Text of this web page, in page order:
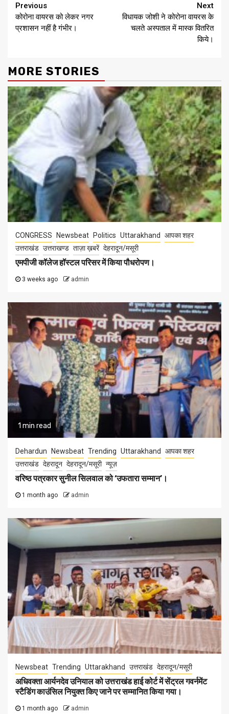
Continue
Reading
Previous
कोरोना वायरस को लेकर नगर
प्रशासन नहीं है गंभीर।
Next
विधायक जोशी ने कोरोना वायरस के
चलते अस्पताल में मास्क वितरित
किये।
MORE STORIES
CONGRESS Newsbeat Politics Uttarakhand
आपका शहर
उत्तराखंड उत्तराखण्ड ताज़ा ख़बरें देहरादून/मसूरी
एमपीजी कॉलेज हॉस्टल परिसर में किया पौधरोपण।
3 weeks ago admin
1 min read
Dehardun Newsbeat Trending Uttarakhand
आपका शहर
उत्तराखंड देहरादून देहरादून/मसूरी न्यूज़
वरिष्ठ पत्रकार सुनील सिलवाल को ‘उफतारा सम्मान’।
1 month ago admin
Newsbeat Trending Uttarakhand उत्तराखंड देहरादून/मसूरी
अधिवक्ता आर्यनदेव उनियाल को उत्तराखंड हाई कोर्ट में सेंट्रल गवर्नमेंट
स्टैडिंग काउंसिल नियुक्त किए जाने पर सम्मानित किया गया।
1 month ago admin